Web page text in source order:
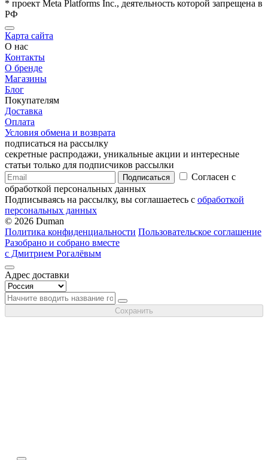
* проект Meta Platforms Inc., деятельность которой запрещена в
РФ
Карта сайта
О нас
Контакты
О бренде
Магазины
Блог
Покупателям
Доставка
Оплата
Условия обмена и возврата
подписаться на рассылку
секретные распродажи, уникальные акции и интересные
статьи только для подписчиков рассылки
Подписаться
Согласен с
обработкой персональных данных
Подписываясь на рассылку, вы соглашаетесь с обработкой
персональных данных
© 2026 Duman
Политика конфиденциальности Пользовательское соглашение
Разобрано и собрано вместе
с Дмитрием Рогалёвым
Адрес доставки
Сохранить